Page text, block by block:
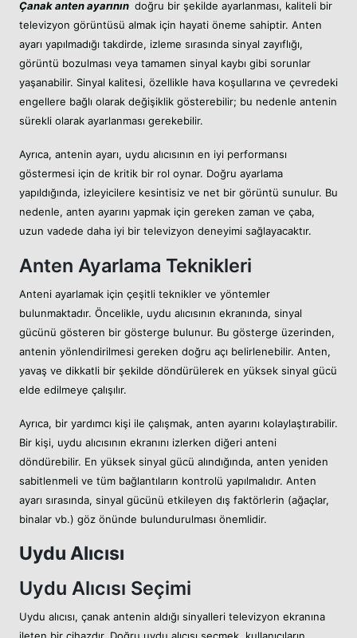
Çanak anten ayarının doğru bir şekilde ayarlanması, kaliteli bir
televizyon görüntüsü almak için hayati öneme sahiptir. Anten
ayarı yapılmadığı takdirde, izleme sırasında sinyal zayıflığı,
görüntü bozulması veya tamamen sinyal kaybı gibi sorunlar
yaşanabilir. Sinyal kalitesi, özellikle hava koşullarına ve çevredeki
engellere bağlı olarak değişiklik gösterebilir; bu nedenle antenin
sürekli olarak ayarlanması gerekebilir.
Ayrıca, antenin ayarı, uydu alıcısının en iyi performansı
göstermesi için de kritik bir rol oynar. Doğru ayarlama
yapıldığında, izleyicilere kesintisiz ve net bir görüntü sunulur. Bu
nedenle, anten ayarını yapmak için gereken zaman ve çaba,
uzun vadede daha iyi bir televizyon deneyimi sağlayacaktır.
Anten Ayarlama Teknikleri
Anteni ayarlamak için çeşitli teknikler ve yöntemler
bulunmaktadır. Öncelikle, uydu alıcısının ekranında, sinyal
gücünü gösteren bir gösterge bulunur. Bu gösterge üzerinden,
antenin yönlendirilmesi gereken doğru açı belirlenebilir. Anten,
yavaş ve dikkatli bir şekilde döndürülerek en yüksek sinyal gücü
elde edilmeye çalışılır.
Ayrıca, bir yardımcı kişi ile çalışmak, anten ayarını kolaylaştırabilir.
Bir kişi, uydu alıcısının ekranını izlerken diğeri anteni
döndürebilir. En yüksek sinyal gücü alındığında, anten yeniden
sabitlenmeli ve tüm bağlantıların kontrolü yapılmalıdır. Anten
ayarı sırasında, sinyal gücünü etkileyen dış faktörlerin (ağaçlar,
binalar vb.) göz önünde bulundurulması önemlidir.
Uydu Alıcısı
Uydu Alıcısı Seçimi
Uydu alıcısı, çanak antenin aldığı sinyalleri televizyon ekranına